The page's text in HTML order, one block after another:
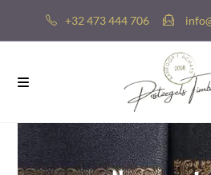
+32 473 444 706